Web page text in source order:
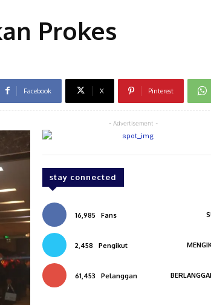
Prokes
Facebook X Pinterest
- Advertisement -
stay connected
16,985 Fans
2,458 Pengikut
61,453 Pelanggan